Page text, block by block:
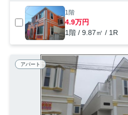
1階
4.9万円
1階 / 9.87㎡ / 1R
アパート